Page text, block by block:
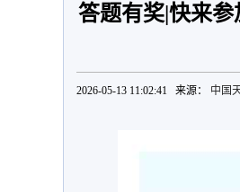
答题有奖|快来
2026-05-13 11:02:41 来源： 中国